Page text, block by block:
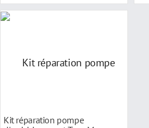
Kit réparation pompe